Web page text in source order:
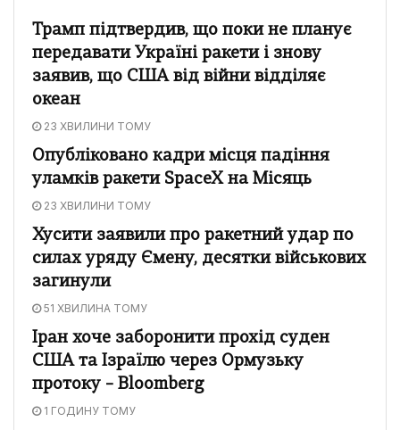
Трамп підтвердив, що поки не планує
передавати Україні ракети і знову
заявив, що США від війни відділяє
океан
23 ХВИЛИНИ ТОМУ
Опубліковано кадри місця падіння
уламків ракети SpaceX на Місяць
23 ХВИЛИНИ ТОМУ
Хусити заявили про ракетний удар по
силах уряду Ємену, десятки військових
загинули
51 ХВИЛИНА ТОМУ
Іран хоче заборонити прохід суден
США та Ізраїлю через Ормузьку
протоку – Bloomberg
1 ГОДИНУ ТОМУ